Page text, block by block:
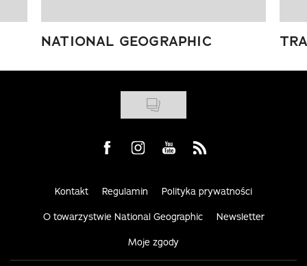
NATIONAL GEOGRAPHIC
Visit us on Facebook
Visit us on Instagram
Visit us on Youtube
Visit us on Rss
Kontakt Regulamin Polityka prywatności
O towarzystwie National Geographic Newsletter
Moje zgody